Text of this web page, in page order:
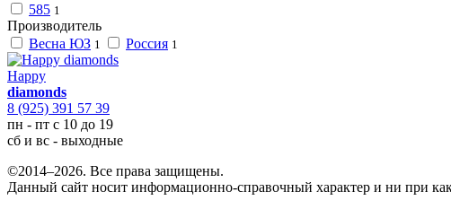
585 1
Производитель
Весна ЮЗ 1 Россия 1
Happy
diamonds
8 (925) 391 57 39
пн - пт с 10 до 19
сб и вс - выходные
©2014–2026. Все права защищены.
Данный сайт носит информационно-справочный характер и ни при